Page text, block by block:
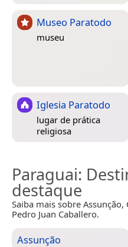
Museo Paratodo
museu
Iglesia Paratodo
lugar de prática
religiosa
Paraguai:
destaque
Saiba mais sobre
Pedro Juan Caballero.
Assunção